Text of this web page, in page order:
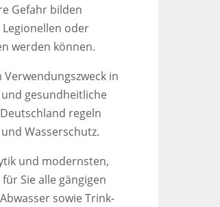
Gefahr bilden
oder
werden können.
in
gesundheitliche
regeln
Wasserschutz.
und modernsten,
Sie alle gängigen
sowie Trink-